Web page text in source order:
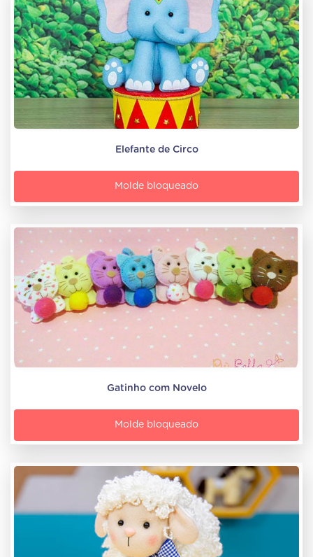
Elefante de Circo
Molde bloqueado
Gatinho com Novelo
Molde bloqueado